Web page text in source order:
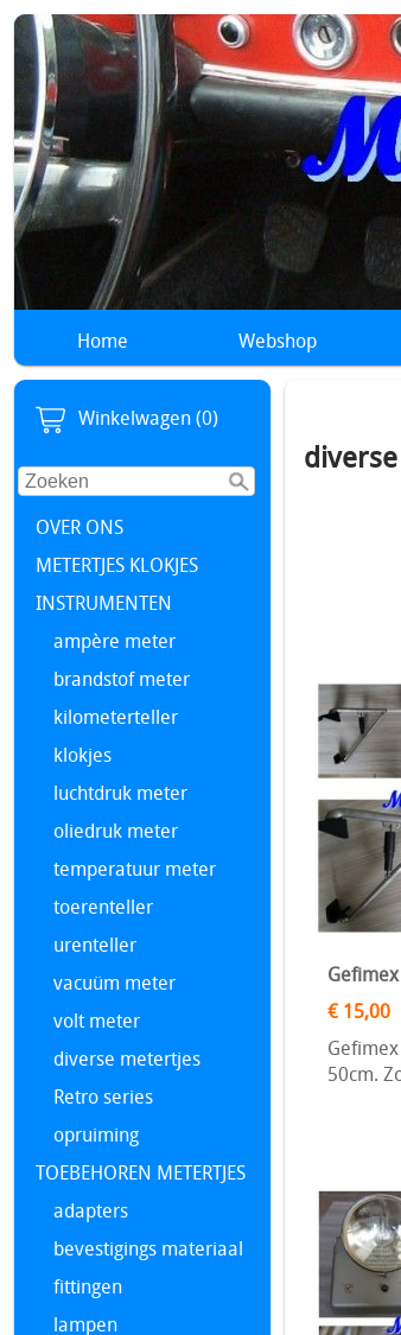
Home Webshop
Winkelwagen (0)
OVER ONS
METERTJES KLOKJES
INSTRUMENTEN
ampère meter
brandstof meter
kilometerteller
klokjes
luchtdruk meter
oliedruk meter
temperatuur meter
toerenteller
urenteller
vacuüm meter
volt meter
diverse metertjes
Retro series
opruiming
TOEBEHOREN METERTJES
adapters
bevestigings materiaal
fittingen
lampen
diverse
€ 15,00
50cm.